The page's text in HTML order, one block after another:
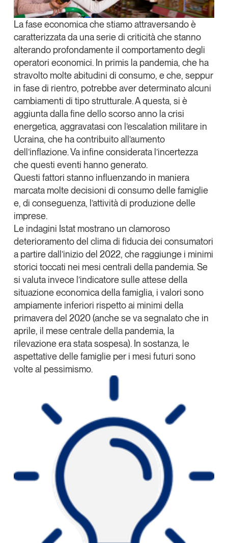
Tendenze Journal
La nostra newsletter nella tua email
Iscriviti
Un anno di
Tendenze
Leggi il magazine
Tendenze è il magazine di GS1 Italy che racconta in
modo indipendente il cambiamento e le sfide del largo
consumo e dell’economia a professionisti e
consumatori
GS1 Italy GS1 Italy GS1 Italy
Tendenze
GS1 Italy
La fase economica che stiamo attraversando è
caratterizzata da una serie di criticitàche stanno
alterando profondamente il comportamento degli
operatori economici. In primis la pandemia, che ha
stravolto molte abitudini di consumo, e che, seppur
in fase di rientro, potrebbe aver determinato alcuni
cambiamenti di tipo strutturale. A questa, si è
aggiunta dalla fine dello scorso anno la crisi
energetica, aggravatasi con l’escalation militare in
Ucraina, che ha contribuito all’aumento
dell’inflazione. Va infine considerata l’incertezza
che questi eventi hanno generato.
Questi fattori stanno influenzando in maniera
marcata moltedecisioni di consumo delle famiglie
e, di conseguenza, l’attività di produzione delle
imprese.
Le indagini Istatmostrano un clamoroso
deterioramento del clima di fiducia dei consumatori
a partire dall’inizio del 2022, che raggiunge i minimi
storici toccati nei mesi centrali della pandemia. Se
si valuta invece l’indicatore sulle attese della
situazione economica della famiglia, i valori sono
ampiamente inferiori rispetto ai minimi della
primavera del 2020 (anche se va segnalato che in
aprile, il mese centrale della pandemia, la
rilevazione era stata sospesa). In sostanza, le
aspettative delle famiglie per i mesi futuri sono
volte al pessimismo.